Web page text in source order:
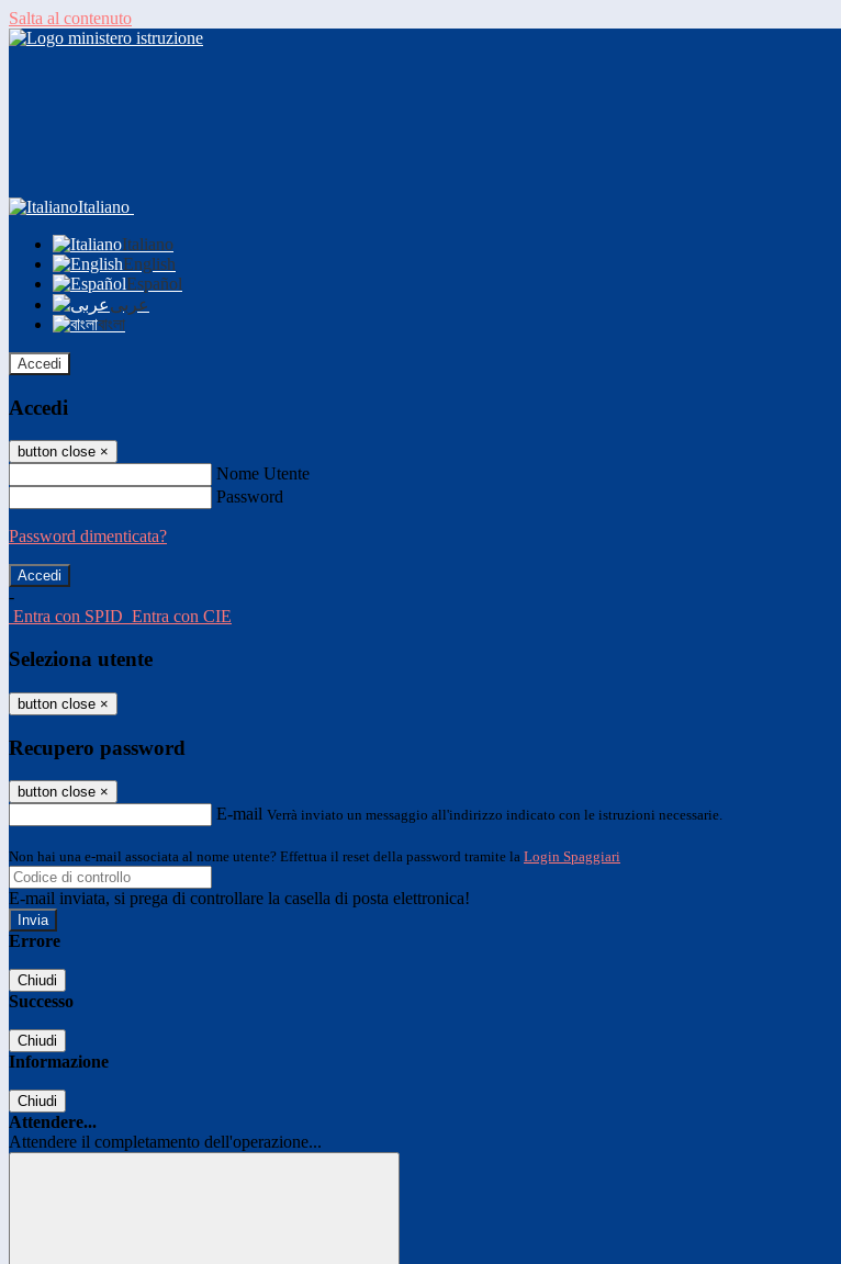
Salta al contenuto
Italiano
Italiano
English
Español
عربى
বাংলা
Accedi
Accedi
button close ×
Nome Utente
Password
Password dimenticata?
-
Entra con SPID Entra con CIE
Seleziona utente
button close ×
Recupero password
button close ×
E-mail Verrà inviato un messaggio all'indirizzo indicato con le istruzioni necessarie.
Non hai una e-mail associata al nome utente? Effettua il reset della password tramite la Login Spaggiari
E-mail inviata, si prega di controllare la casella di posta elettronica!
Errore
Chiudi
Successo
Chiudi
Informazione
Chiudi
Attendere...
Attendere il completamento dell'operazione...